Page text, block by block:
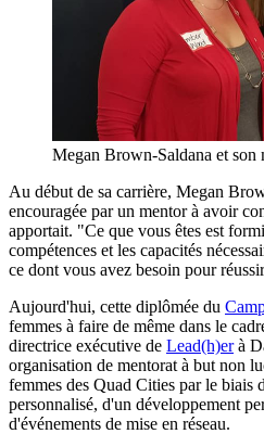
Megan Brown-Saldana et son
Au début de sa carrière, Megan
encouragée par un mentor à avoir
apportait. "Ce que vous êtes est
compétences et les capacités
ce dont vous avez besoin pour
Aujourd'hui, cette diplômée du
femmes à faire de même dans le
directrice exécutive de Lead(h)erà
organisation de mentorat à but non
femmes des Quad Cities par le biais
personnalisé, d'un développement
d'événements de mise en réseau.